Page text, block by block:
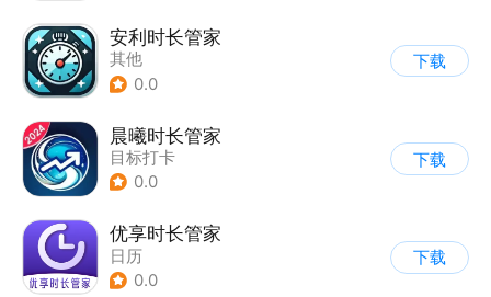
安利时长管家
其他
0.0
下载
晨曦时长管家
目标打卡
0.0
下载
优享时长管家
日历
0.0
下载